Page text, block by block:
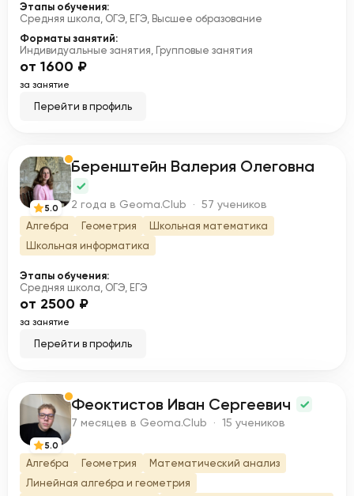
Этапы обучения:
Средняя школа, ОГЭ, ЕГЭ, Высшее образование
Форматы занятий:
Индивидуальные занятия, Групповые занятия
от 1600 ₽
за занятие
Перейти в профиль
Б
5.0
Беренштейн Валерия Олеговна
2 года в Geoma.Club · 57 учеников
Алгебра Геометрия
Школьная математика
Школьная информатика
Этапы обучения:
Средняя школа, ОГЭ, ЕГЭ
от 2500 ₽
за занятие
Перейти в профиль
Ф
5.0
Феоктистов Иван Сергеевич
7 месяцев в Geoma.Club · 15 учеников
Алгебра Геометрия
Математический анализ
Линейная алгебра и геометрия